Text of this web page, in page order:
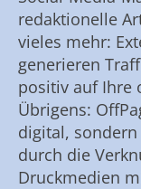
redaktionelle
vieles mehr:
generieren
positiv auf Ihre
Übrigens:
digital, sondern
durch die
Druckmedien